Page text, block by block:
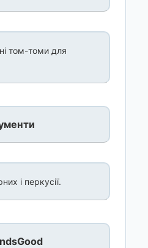
том-томи для
і перкусії.